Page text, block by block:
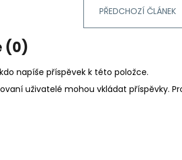
PŘEDCHOZÍ ČLÁNEK
(0)
napíše příspěvek k této položce.
uživatelé mohou vkládat příspěvky.